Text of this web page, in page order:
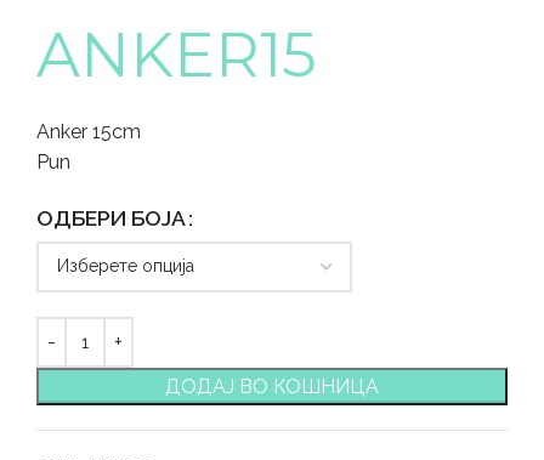
ANKER15
Anker 15cm
Pun
ОДБЕРИ БОЈА
ДОДАЈ ВО КОШНИЦА